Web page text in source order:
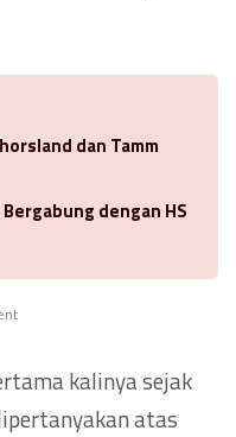
dan Tamm
dengan HS
kalinya sejak
atas